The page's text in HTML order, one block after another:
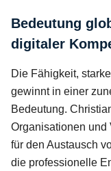
Bedeutung
digitaler
Die Fähigkeit,
gewinnt in einer
Bedeutung.
Organisationen und
für den Austausch
die professionelle